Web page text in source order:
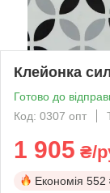
Клейонка
Готово до
Код: 0307 опт
1 905 ₴/
Економія 552